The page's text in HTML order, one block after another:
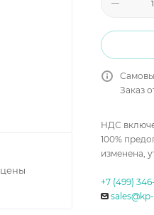
Заказ
НДС
100%
изменена,
+7 (499)